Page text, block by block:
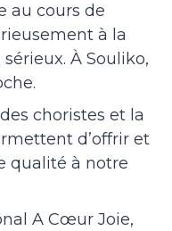
au cours de
à la
À Souliko,
choristes et la
d’offrir et
qualité à notre
A Cœur Joie,